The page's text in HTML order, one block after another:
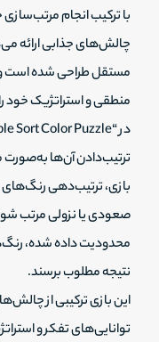
با ترکیب انجام
چالش‌های جذابی ارائه
مستقل طراحی شده است
منطقی و استراتژیک خود
ترتیب‌دادن آن‌ها
بازی، ترتیب‌دهی
صعودی یا نزولی مرتب
محدودیت داده شده،
نتیجه مطلوب برسند.
این بازی ترکیبی از
توانایی‌های تفکر و